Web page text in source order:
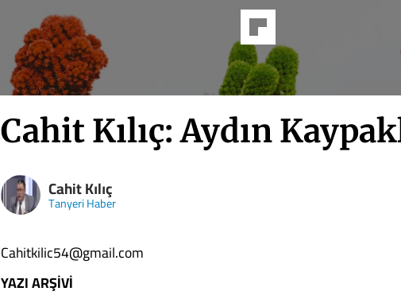
Cahit Kılıç: Aydın
Cahit Kılıç
Tanyeri Haber
Cahitkilic54@gmail.com
YAZI ARŞİVİ